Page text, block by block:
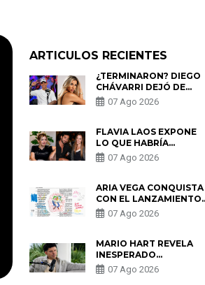
ARTICULOS RECIENTES
¿TERMINARON? DIEGO
CHÁVARRI DEJÓ DE
SEGUIR A GABRIELA
HERRERA Y ANUNCIA SU
07 Ago 2026
FLAVIA LAOS EXPONE
LO QUE HABRÍA
BUSCADO PABLO
HEREDIA CON ALE
PARTES QUERÍA EL
REMEMBER”
07 Ago 2026
ARIA VEGA CONQUISTA
CON EL LANZAMIENTO
DE “TOTOTO (+4)”
07 Ago 2026
MARIO HART REVELA
INESPERADO
PROBLEMA DE SALUD
ANTES DE SEPARARSE
07 Ago 2026